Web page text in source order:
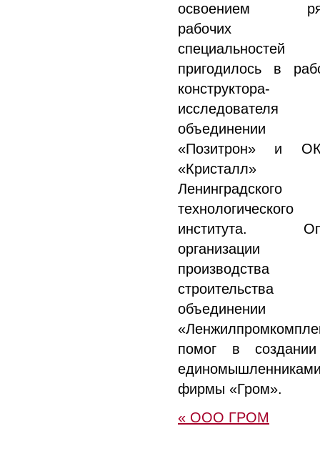
освоением
рабочих
специальностей
пригодилось в
конструктора-
объединении
«Позитрон» и
«Кристалл»
Ленинградского
технологического
института.
организации
объединении
помог в
фирмы «Гром».
« ООО ГРОМ